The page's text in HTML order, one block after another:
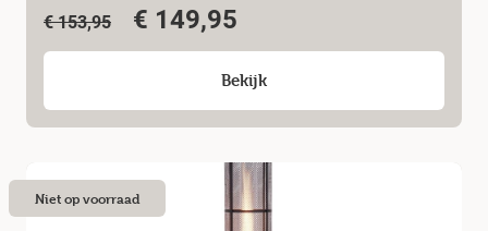
€153,95 € 149,95
Bekijk
Niet op voorraad